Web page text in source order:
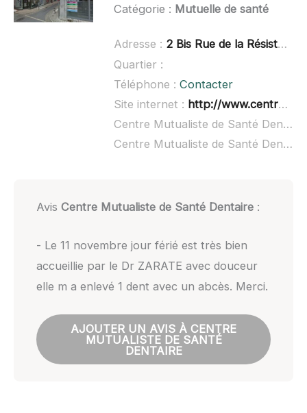
Catégorie : Mutuelle de santé
Adresse : 2 Bis Rue de la Résistance, 41200 Romorantin-Lanthenay
Quartier :
Téléphone : Contacter
Site internet : http://www.centres-sante-mutualistes.fr/offre-soins/dentaires-n302
Centre Mutualiste de Santé Dentaire à domicile :
Centre Mutualiste de Santé Dentaire ouvert dimanche :
Avis Centre Mutualiste de Santé Dentaire:
- Le 11 novembre jour férié est très bien
accueillie par le Dr ZARATE avec douceur
elle m a enlevé 1 dent avec un abcès. Merci.
AJOUTER UN AVIS À CENTRE
MUTUALISTE DE SANTÉ
DENTAIRE